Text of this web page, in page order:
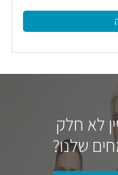
לא חלק
שלנו?